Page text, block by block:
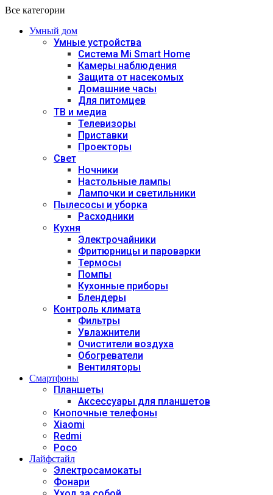
Все категории
Умный дом
Умные устройства
Система Mi Smart Home
Камеры наблюдения
Защита от насекомых
Домашние часы
Для питомцев
ТВ и медиа
Телевизоры
Приставки
Проекторы
Свет
Ночники
Настольные лампы
Лампочки и светильники
Пылесосы и уборка
Расходники
Кухня
Электрочайники
Фритюрницы и пароварки
Термосы
Помпы
Кухонные приборы
Блендеры
Контроль климата
Фильтры
Увлажнители
Очистители воздуха
Обогреватели
Вентиляторы
Смартфоны
Планшеты
Аксессуары для планшетов
Кнопочные телефоны
Xiaomi
Redmi
Poco
Лайфстайл
Электросамокаты
Фонари